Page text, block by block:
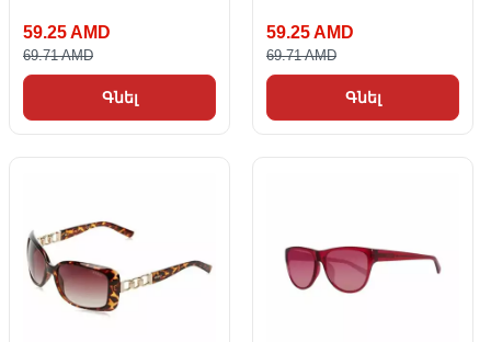
59.25 AMD
69.71 AMD
Գնել
59.25 AMD
69.71 AMD
Գնել